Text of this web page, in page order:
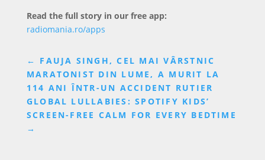
Read the full story in our free app:
radiomania.ro/apps
← FAUJA SINGH, CEL MAI VÂRSTNIC
MARATONIST DIN LUME, A MURIT LA
114 ANI ÎNTR-UN ACCIDENT RUTIER
GLOBAL LULLABIES: SPOTIFY KIDS’
SCREEN-FREE CALM FOR EVERY BEDTIME
→